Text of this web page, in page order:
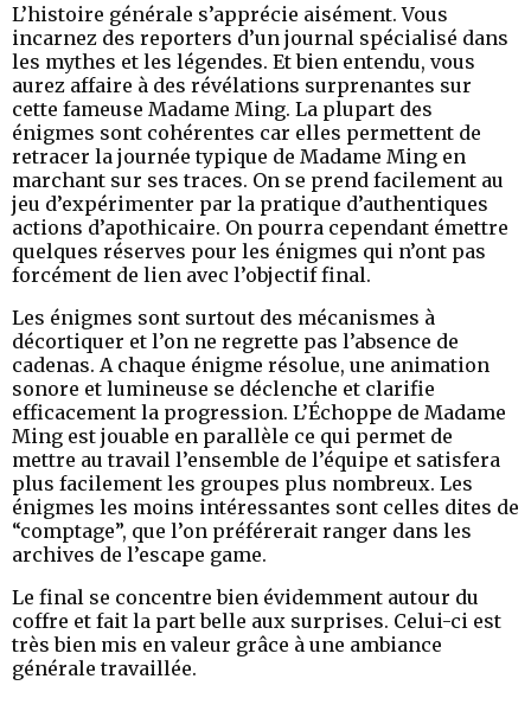
L’histoire générale s’apprécie aisément. Vous
incarnez des reporters d’un journal spécialisé dans
les mythes et les légendes. Et bien entendu, vous
aurez affaire à des révélations surprenantes sur
cette fameuse Madame Ming. La plupart des
énigmes sont cohérentes car elles permettent de
retracer la journée typique de Madame Ming en
marchant sur ses traces. On se prend facilement au
jeu d’expérimenter par la pratique d’authentiques
actions d’apothicaire. On pourra cependant émettre
quelques réserves pour les énigmes qui n’ont pas
forcément de lien avec l’objectif final.
Les énigmes sont surtout des mécanismes à
décortiquer et l’on ne regrette pas l’absence de
cadenas. A chaque énigme résolue, une animation
sonore et lumineuse se déclenche et clarifie
efficacement la progression. L’Échoppe de Madame
Ming est jouable en parallèle ce qui permet de
mettre au travail l’ensemble de l’équipe et satisfera
plus facilement les groupes plus nombreux. Les
énigmes les moins intéressantes sont celles dites de
“comptage”, que l’on préférerait ranger dans les
archives de l’escape game.
Le final se concentre bien évidemment autour du
coffre et fait la part belle aux surprises. Celui-ci est
très bien mis en valeur grâce à une ambiance
générale travaillée.